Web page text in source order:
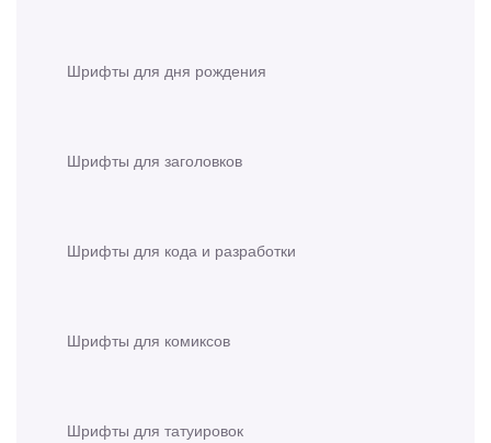
Шрифты для дня рождения
Шрифты для заголовков
Шрифты для кода и разработки
Шрифты для комиксов
Шрифты для татуировок